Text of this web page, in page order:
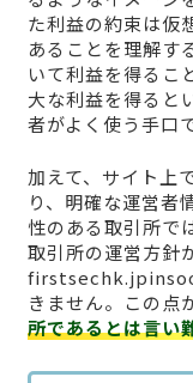
た利益の約束は仮
あることを理解す
いて利益を得るこ
大な利益を得ると
者がよく使う手口
加えて、サイト上
り、明確な運営者
性のある取引所で
取引所の運営方針
きません。この点
所であるとは言い